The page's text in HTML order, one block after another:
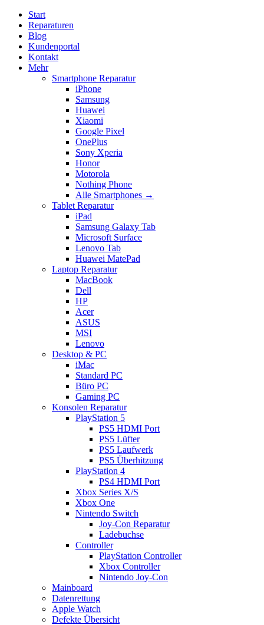
Start
Reparaturen
Blog
Kundenportal
Kontakt
Mehr
Smartphone Reparatur
iPhone
Samsung
Huawei
Xiaomi
Google Pixel
OnePlus
Sony Xperia
Honor
Motorola
Nothing Phone
Alle Smartphones →
Tablet Reparatur
iPad
Samsung Galaxy Tab
Microsoft Surface
Lenovo Tab
Huawei MatePad
Laptop Reparatur
MacBook
Dell
HP
Acer
ASUS
MSI
Lenovo
Desktop & PC
iMac
Standard PC
Büro PC
Gaming PC
Konsolen Reparatur
PlayStation 5
PS5 HDMI Port
PS5 Lüfter
PS5 Laufwerk
PS5 Überhitzung
PlayStation 4
PS4 HDMI Port
Xbox Series X/S
Xbox One
Nintendo Switch
Joy-Con Reparatur
Ladebuchse
Controller
PlayStation Controller
Xbox Controller
Nintendo Joy-Con
Mainboard
Datenrettung
Apple Watch
Defekte Übersicht